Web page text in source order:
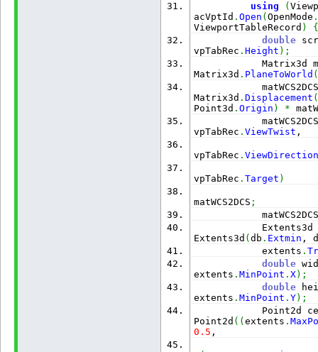
using
(
acVptId .Open (OpenMode
ViewportTableRecord )
double
vpTabRec .Height ) ;
Matrix3d
Matrix3d . PlaneToWorld
Matrix3d .Displacement
Point3d .Origin ) *
vpTabRec .ViewTwist ,
vpTabRec .
vpTabRec .Target )
matWCS2DCS ;
Extents3d
Extents3d (db . Extmin ,
extents .
double
extents .MinPoint .X) ;
double
extents .MinPoint .Y) ;
Point2d
Point2d ( (extents .
0.5 ,